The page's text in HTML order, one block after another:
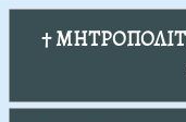
†